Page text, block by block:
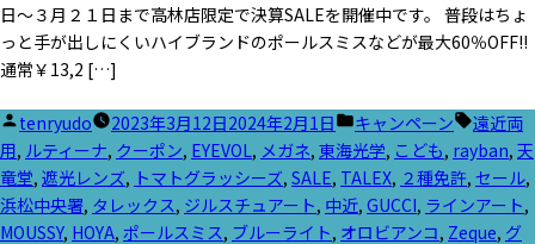
日～３月２１日まで高林店限定で決算SALEを開催中です。 普段はちょ
っと手が出しにくいハイブランドのポールスミスなどが最大60％OFF!!
通常￥13,2 […]
投
稿
者:
tenryudo 2023年3月12日2024年2月1日
カ
テ
ゴ
リ
ー:
キャンペーン
タ
グ:
遠近両
用, ルティーナ, クーポン, EYEVOL, メガネ, 東海光学, こども, rayban, 天
竜堂, 遮光レンズ, トマトグラッシーズ, SALE, TALEX, ２種免許, セール,
浜松中央署, タレックス, ジルスチュアート, 中近, GUCCI, ラインアート,
MOUSSY, HOYA, ポールスミス, ブルーライト, オロビアンコ, Zeque, グ